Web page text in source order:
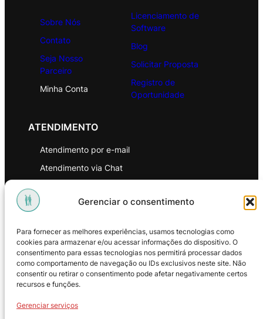
Gerenciar o consentimento
Para fornecer as melhores experiências, usamos tecnologias como
cookies para armazenar e/ou acessar informações do dispositivo. O
consentimento para essas tecnologias nos permitirá processar dados
como comportamento de navegação ou IDs exclusivos neste site. Não
consentir ou retirar o consentimento pode afetar negativamente certos
recursos e funções.
Gerenciar serviços
Sobre Nós
Contato
Seja Nosso
Parceiro
Minha Conta
Licenciamento de
Software
Blog
Solicitar Proposta
Registro de
Oportunidade
ATENDIMENTO
Atendimento por e-mail
Atendimento via Chat
Política de Privacidade
Política de Troca e Devoluções
Política de Reembolso